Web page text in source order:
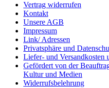
Vertrag widerrufen
Kontakt
Unsere AGB
Impressum
Link/ Adressen
Privatsphäre und
Liefer- und Versandkosten
Gefördert von der
Kultur und Medien
Widerrufsbelehrung